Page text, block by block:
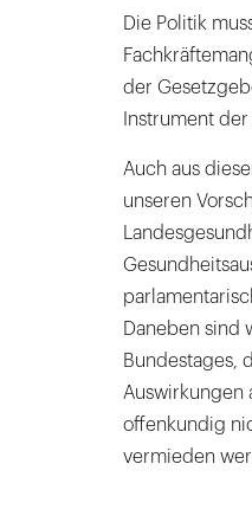
Die Politik
der
Instrument
Auch aus
unseren
Daneben
Bundestages,
Auswirkungen
offenkundig
vermieden